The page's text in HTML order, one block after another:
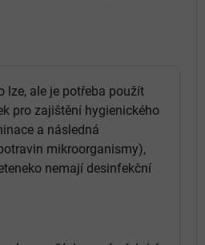
lze, ale je potřeba použít
pro zajištění hygienického
a následná
mikroorganismy),
nemají desinfekční